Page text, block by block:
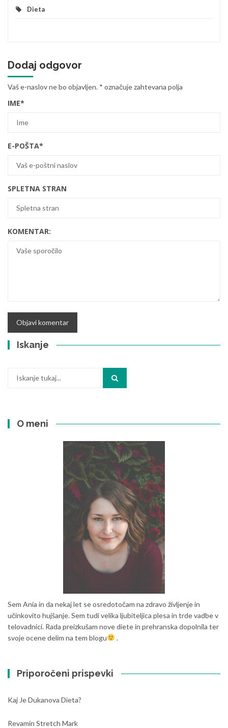
Dieta
Dodaj odgovor
Vaš e-naslov ne bo objavljen. * označuje zahtevana polja
IME*
E-POŠTA*
SPLETNA STRAN
KOMENTAR:
Iskanje
O meni
Sem Ania in da nekaj let se osredotočam na zdravo življenje in
učinkovito hujšanje. Sem tudi velika ljubiteljica plesa in trde vadbe v
telovadnici. Rada preizkušam nove diete in prehranska dopolnila ter
svoje ocene delim na tem blogu
.
Priporočeni prispevki
Kaj Je Dukanova Dieta?
Revamin Stretch Mark